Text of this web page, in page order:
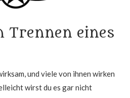
Trennen eines
und viele von ihnen wirken
wirst du es gar nicht